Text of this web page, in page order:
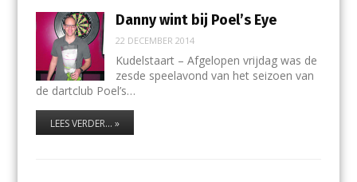
Danny wint bij Poel’s Eye
22 DECEMBER 2014
Kudelstaart – Afgelopen vrijdag was de
zesde speelavond van het seizoen van
de dartclub Poel’s…
LEES VERDER... »